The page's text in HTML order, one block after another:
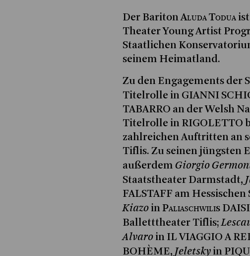
Der BaritonAluda Todua
Theater Young Artist
Staatlichen
seinem Heimatland.
Zu den Engagements der
Titelrolle in GIANNI
TABARRO an der Welsh
Titelrolle in RIGOLETTO
zahlreichen Auftritten an
Tiflis. Zu seinen jüngsten
außerdemGiorgio
Staatstheater Darmstadt,
FALSTAFF am
Kiazo inPaliaschwilis
Balletttheater Tiflis;
Alvaro in IL VIAGGIO A
BOHÈME, Jeletsky in